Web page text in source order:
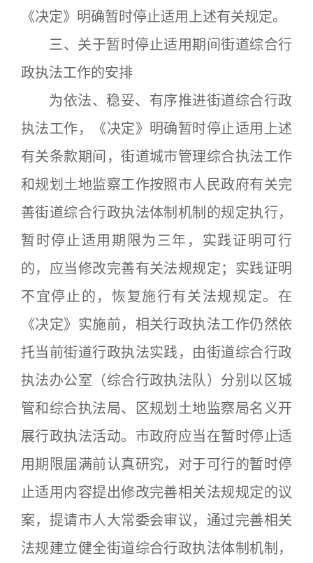
《决定》明确暂时停止适用上述有关规定。
三、关于暂时停止适用期间街道综合行
政执法工作的安排
为依法、稳妥、有序推进街道综合行政
执法工作，《决定》明确暂时停止适用上述
有关条款期间，街道城市管理综合执法工作
和规划土地监察工作按照市人民政府有关完
善街道综合行政执法体制机制的规定执行，
暂时停止适用期限为三年，实践证明可行
的，应当修改完善有关法规规定；实践证明
不宜停止的，恢复施行有关法规规定。在
《决定》实施前，相关行政执法工作仍然依
托当前街道行政执法实践，由街道综合行政
执法办公室（综合行政执法队）分别以区城
管和综合执法局、区规划土地监察局名义开
展行政执法活动。市政府应当在暂时停止适
用期限届满前认真研究，对于可行的暂时停
止适用内容提出修改完善相关法规规定的议
案，提请市人大常委会审议，通过完善相关
法规建立健全街道综合行政执法体制机制，